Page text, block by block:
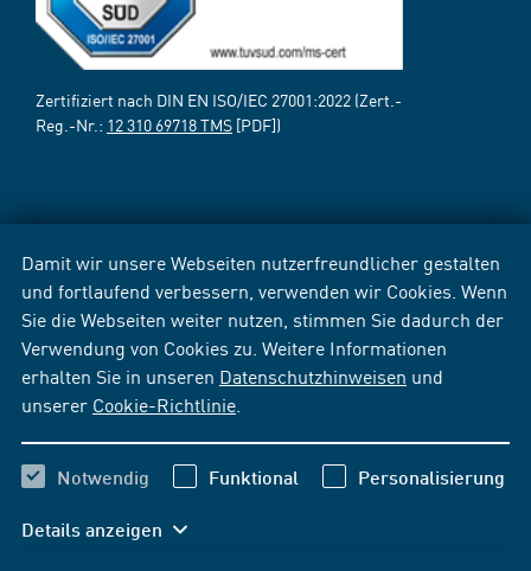
Damit wir unsere Webseiten nutzerfreundlicher gestalten
und fortlaufend verbessern, verwenden wir Cookies. Wenn
Sie die Webseiten weiter nutzen, stimmen Sie dadurch der
Verwendung von Cookies zu. Weitere Informationen
erhalten Sie in unseren Datenschutzhinweisen und
unserer Cookie-Richtlinie
Notwendig Funktional Personalisierung
Details anzeigen
Zertifiziert nach DIN EN ISO/IEC 27001:2022 (Zert.-
Reg.-Nr.: 12 310 69718 TMS [PDF])